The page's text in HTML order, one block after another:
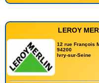
LEROY
12 rue François
94200
Ivry-sur-Seine